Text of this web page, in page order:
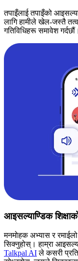
तपाइँलाई तपाइँको
लागि हामीले खेल-जस्तै
गतिविधिहरू समावेश गर्दछौं।
आइसल्याण्डिक
मनमोहक अभ्यास र
सिक्नुहोस्। हाम्रा
Talkpal AIले कसरी